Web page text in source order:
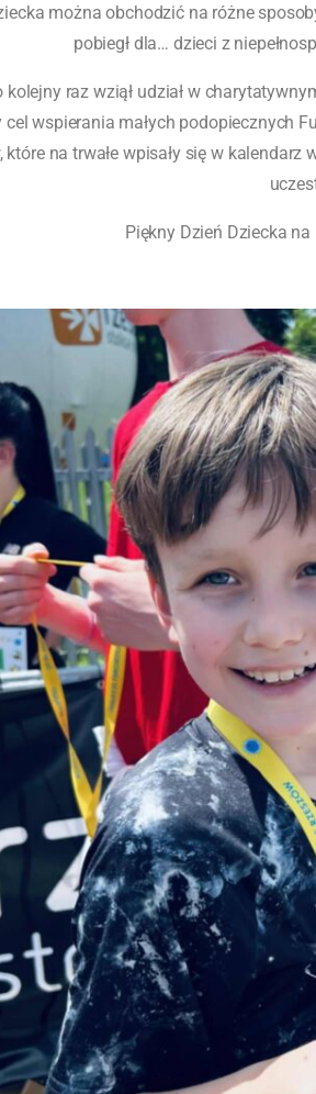
można obchodzić na różne
pobiegł dla… dzieci z
kolejny raz wziął udział w
cel wspierania małych podopiecznych
które na trwałe wpisały się w
Piękny Dzień Dziecka